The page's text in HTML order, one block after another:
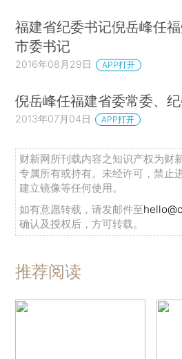
福建省纪委书记倪岳峰任
市委书记
2016年08月29日 APP打开
倪岳峰任福建省委常委、
2013年07月04日 APP打开
财新网所刊载内容之知识产权为财
专属所有或持有。未经许可，禁止
建立镜像等任何使用。
如有意愿转载，请发邮件至
确认及授权后，方可转载。
推荐阅读